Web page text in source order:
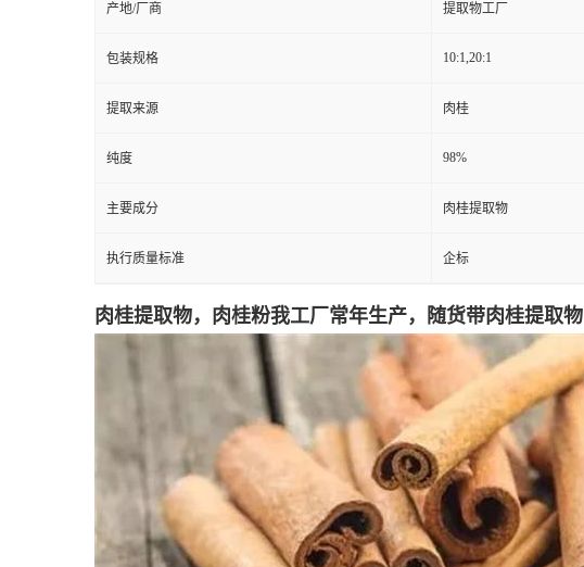
产地/厂商 提取物工厂
包装规格 10:1,20:1
提取来源 肉桂
纯度 98%
主要成分 肉桂提取物
执行质量标准 企标
肉桂提取物，肉桂粉我工厂常年生产，随货带肉桂提取物